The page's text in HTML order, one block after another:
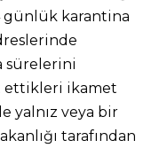
günlük karantina
sürelerini
ettikleri ikamet
yalnız veya bir
tarafından